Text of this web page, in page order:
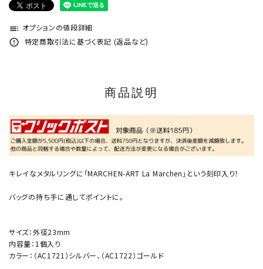
toc オプションの値段詳細
error_outline 特定商取引法に基づく表記 (返品など)
商品説明
キレイなメタルリングに「MARCHEN-ART La Marchen」という刻印入り！
バッグの持ち手に通してポイントに。
サイズ：外径23mm
内容量：1個入り
カラー：（AC1721）シルバー、（AC1722）ゴールド